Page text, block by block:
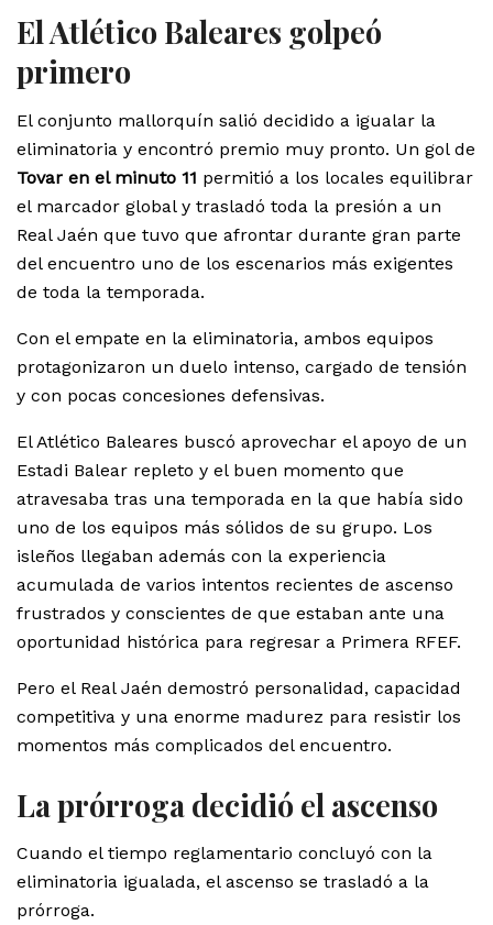
El Atlético Baleares golpeó
primero
El conjunto mallorquín salió decidido a igualar la
eliminatoria y encontró premio muy pronto. Un gol de
Tovar en el minuto 11 permitió a los locales equilibrar
el marcador global y trasladó toda la presión a un
Real Jaén que tuvo que afrontar durante gran parte
del encuentro uno de los escenarios más exigentes
de toda la temporada.
Con el empate en la eliminatoria, ambos equipos
protagonizaron un duelo intenso, cargado de tensión
y con pocas concesiones defensivas.
El Atlético Baleares buscó aprovechar el apoyo de un
Estadi Balear repleto y el buen momento que
atravesaba tras una temporada en la que había sido
uno de los equipos más sólidos de su grupo. Los
isleños llegaban además con la experiencia
acumulada de varios intentos recientes de ascenso
frustrados y conscientes de que estaban ante una
oportunidad histórica para regresar a Primera RFEF.
Pero el Real Jaén demostró personalidad, capacidad
competitiva y una enorme madurez para resistir los
momentos más complicados del encuentro.
La prórroga decidió el ascenso
Cuando el tiempo reglamentario concluyó con la
eliminatoria igualada, el ascenso se trasladó a la
prórroga.